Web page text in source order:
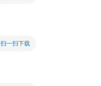
扫一扫下载